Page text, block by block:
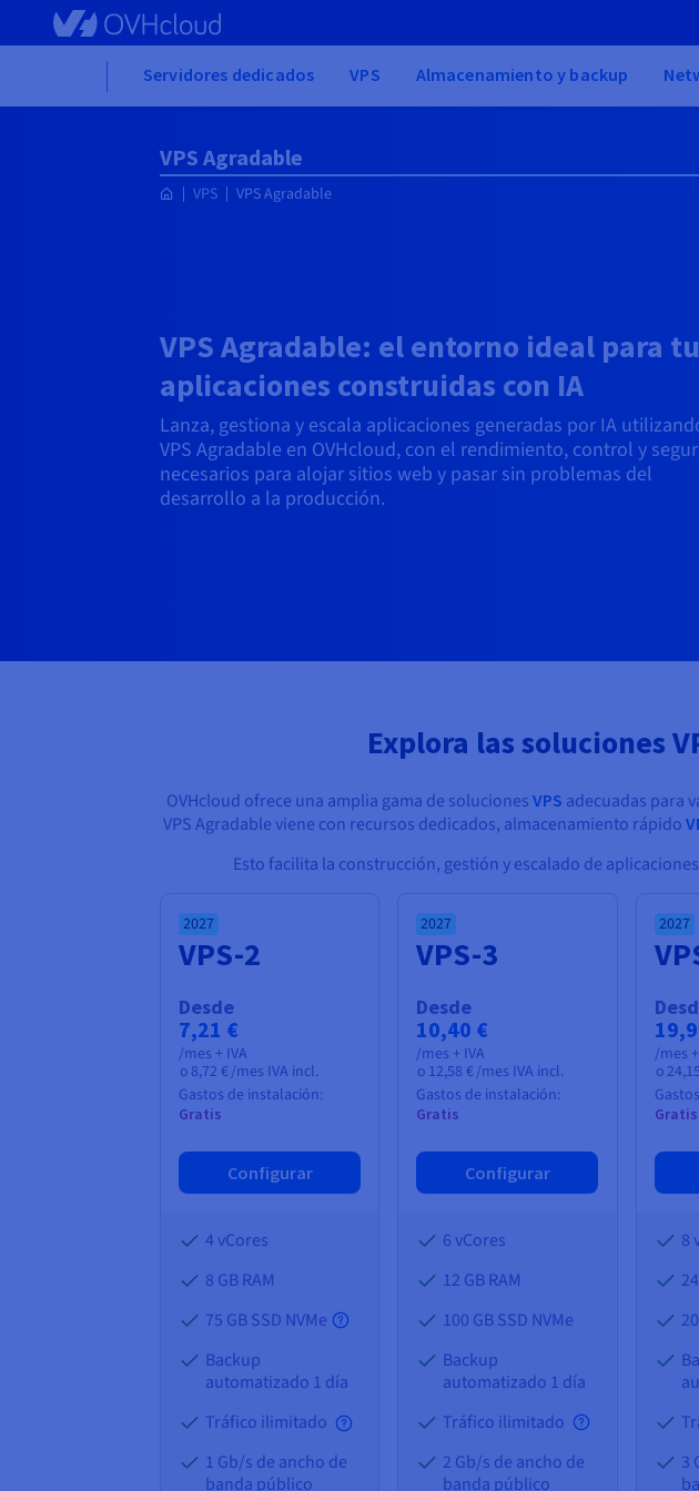
Skip to main content
Servidores dedicados VPS Almacenamiento y backup
VPS Agradable
VPS VPS Agradable
VPS Agradable: el entorno ideal para
aplicaciones construidas con IA
Lanza, gestiona y escala aplicaciones generadas por IA
VPS Agradable en OVHcloud, con el rendimiento, control y
necesarios para alojar sitios web y pasar sin problemas del
desarrollo a la producción.
Explora las soluciones
OVHcloud ofrece una amplia gama de soluciones VPS adecuadas para
VPS Agradable viene con recursos dedicados, almacenamiento rápido
Esto facilita la construcción, gestión y escalado de
2027
VPS-2
Desde
7,21 €
/mes + IVA
o 8,72 € /mes IVA incl.
Gastos de instalación:
Gratis
Configurar
4 vCores
8 GBRAM
75 GB SSD NVMe
Backup
automatizado 1 día
Tráfico ilimitado
1 Gb/s de ancho de
banda público
2027
VPS-3
Desde
10,40 €
/mes + IVA
o 12,58 € /mes IVA incl.
Gastos de instalación:
Gratis
Configurar
6 vCores
12 GBRAM
100 GB SSD NVMe
Backup
automatizado 1 día
Tráfico ilimitado
2 Gb/s de ancho de
banda público
2027
/mes
o
Gratis
8
3